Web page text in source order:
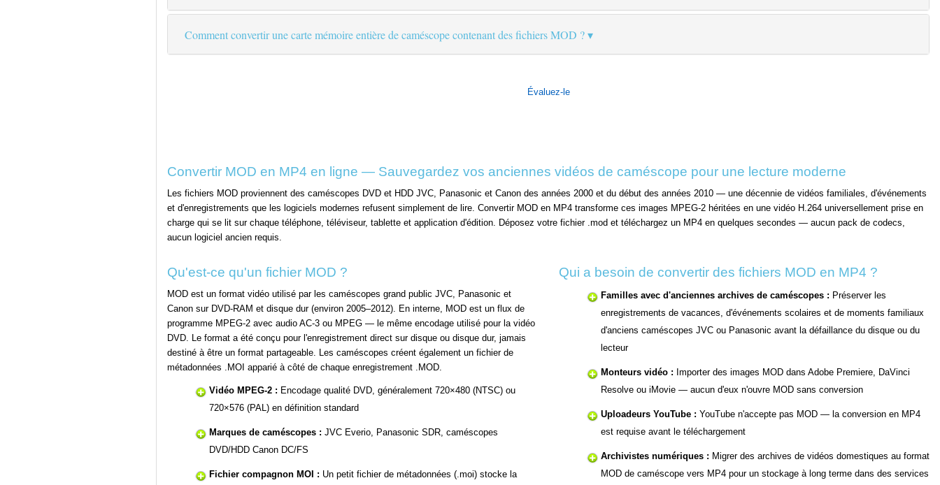
Comment convertir une carte mémoire entière de caméscope contenant des fichiers MOD ?
Évaluez-le
Convertir MOD en MP4 en ligne — Sauvegardez vos anciennes vidéos de caméscope pour une lecture moderne
Les fichiers MOD proviennent des caméscopes DVD et HDD JVC, Panasonic et Canon des années 2000 et du début des années 2010 — une décennie de vidéos familiales, d'événements
et d'enregistrements que les logiciels modernes refusent simplement de lire. Convertir MOD en MP4 transforme ces images MPEG-2 héritées en une vidéo H.264 universellement prise en
charge qui se lit sur chaque téléphone, téléviseur, tablette et application d'édition. Déposez votre fichier .mod et téléchargez un MP4 en quelques secondes — aucun pack de codecs,
aucun logiciel ancien requis.
Qu'est-ce qu'un fichier MOD ?
MOD est un format vidéo utilisé par les caméscopes grand public JVC, Panasonic et
Canon sur DVD-RAM et disque dur (environ 2005–2012). En interne, MOD est un flux de
programme MPEG-2 avec audio AC-3 ou MPEG — le même encodage utilisé pour la vidéo
DVD. Le format a été conçu pour l'enregistrement direct sur disque ou disque dur, jamais
destiné à être un format partageable. Les caméscopes créent également un fichier de
métadonnées .MOI apparié à côté de chaque enregistrement .MOD.
Vidéo MPEG-2 : Encodage qualité DVD, généralement 720×480 (NTSC) ou
720×576 (PAL) en définition standard
Marques de caméscopes : JVC Everio, Panasonic SDR, caméscopes
DVD/HDD Canon DC/FS
Fichier compagnon MOI : Un petit fichier de métadonnées (.moi) stocke la
Qui a besoin de convertir des fichiers MOD en MP4 ?
Familles avec d'anciennes archives de caméscopes : Préserver les
enregistrements de vacances, d'événements scolaires et de moments familiaux
d'anciens caméscopes JVC ou Panasonic avant la défaillance du disque ou du
lecteur
Monteurs vidéo : Importer des images MOD dans Adobe Premiere, DaVinci
Resolve ou iMovie — aucun d'eux n'ouvre MOD sans conversion
Uploadeurs YouTube : YouTube n'accepte pas MOD — la conversion en MP4
est requise avant le téléchargement
Archivistes numériques : Migrer des archives de vidéos domestiques au format
MOD de caméscope vers MP4 pour un stockage à long terme dans des services